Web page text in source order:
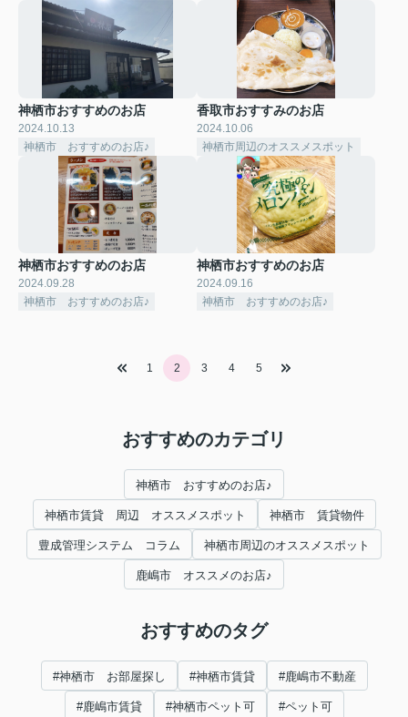
神栖市おすすめのお店
2024.10.13
神栖市 おすすめのお店♪
香取市おすすみのお店
2024.10.06
神栖市周辺のオススメスポット
神栖市おすすめのお店
2024.09.28
神栖市 おすすめのお店♪
神栖市おすすめのお店
2024.09.16
神栖市 おすすめのお店♪
1 2 3 4 5
おすすめのカテゴリ
神栖市 おすすめのお店♪
神栖市賃貸 周辺 オススメスポット 神栖市 賃貸物件
豊成管理システム コラム 神栖市周辺のオススメスポット
鹿嶋市 オススメのお店♪
おすすめのタグ
#神栖市 お部屋探し #神栖市賃貸 #鹿嶋市不動産
#鹿嶋市賃貸 #神栖市ペット可 #ペット可